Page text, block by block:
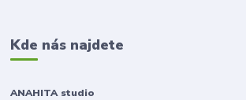
Kde nás najdete
ANAHITA studio